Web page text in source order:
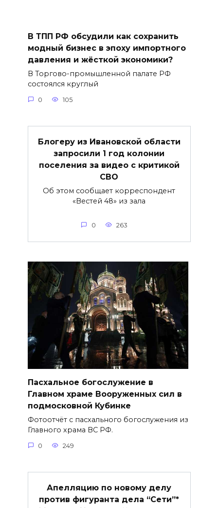
В ТПП РФ обсудили как сохранить
модный бизнес в эпоху импортного
давления и жёсткой экономики?
В Торгово-промышленной палате РФ
состоялся круглый
0 105
Блогеру из Ивановской области
запросили 1 год колонии
поселения за видео с критикой
СВО
Об этом сообщает корреспондент
«Вестей 48» из зала
0 263
Пасхальное богослужение в
Главном храме Вооруженных сил в
подмосковной Кубинке
Фотоотчёт с пасхального богослужения из
Главного храма ВС РФ.
0 249
Апелляцию по новому делу
против фигуранта дела “Сети”*